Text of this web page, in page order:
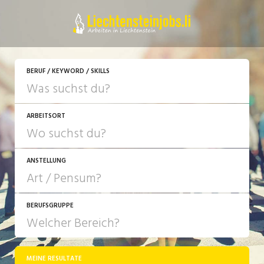
BERUF / KEYWORD / SKILLS
ARBEITSORT
ANSTELLUNG
JOB-TYP
Festanstellung
BERUFSGRUPPE
MEINE RESULTATE
JETZT BEWERBEN